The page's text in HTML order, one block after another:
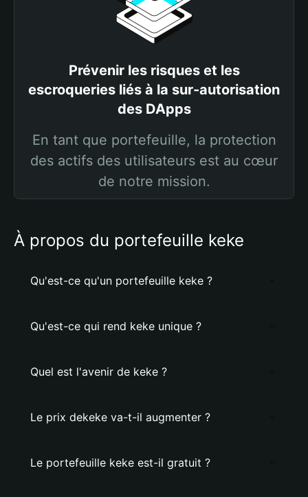
Prévenir les risques et les
escroqueries liés à la sur-autorisation
des DApps
En tant que portefeuille, la protection
des actifs des utilisateurs est au cœur
de notre mission.
À propos du portefeuille keke
Qu'est-ce qu'un portefeuille keke ?
Qu'est-ce qui rend keke unique ?
Quel est l'avenir de keke ?
Le prix dekeke va-t-il augmenter ?
Le portefeuille keke est-il gratuit ?